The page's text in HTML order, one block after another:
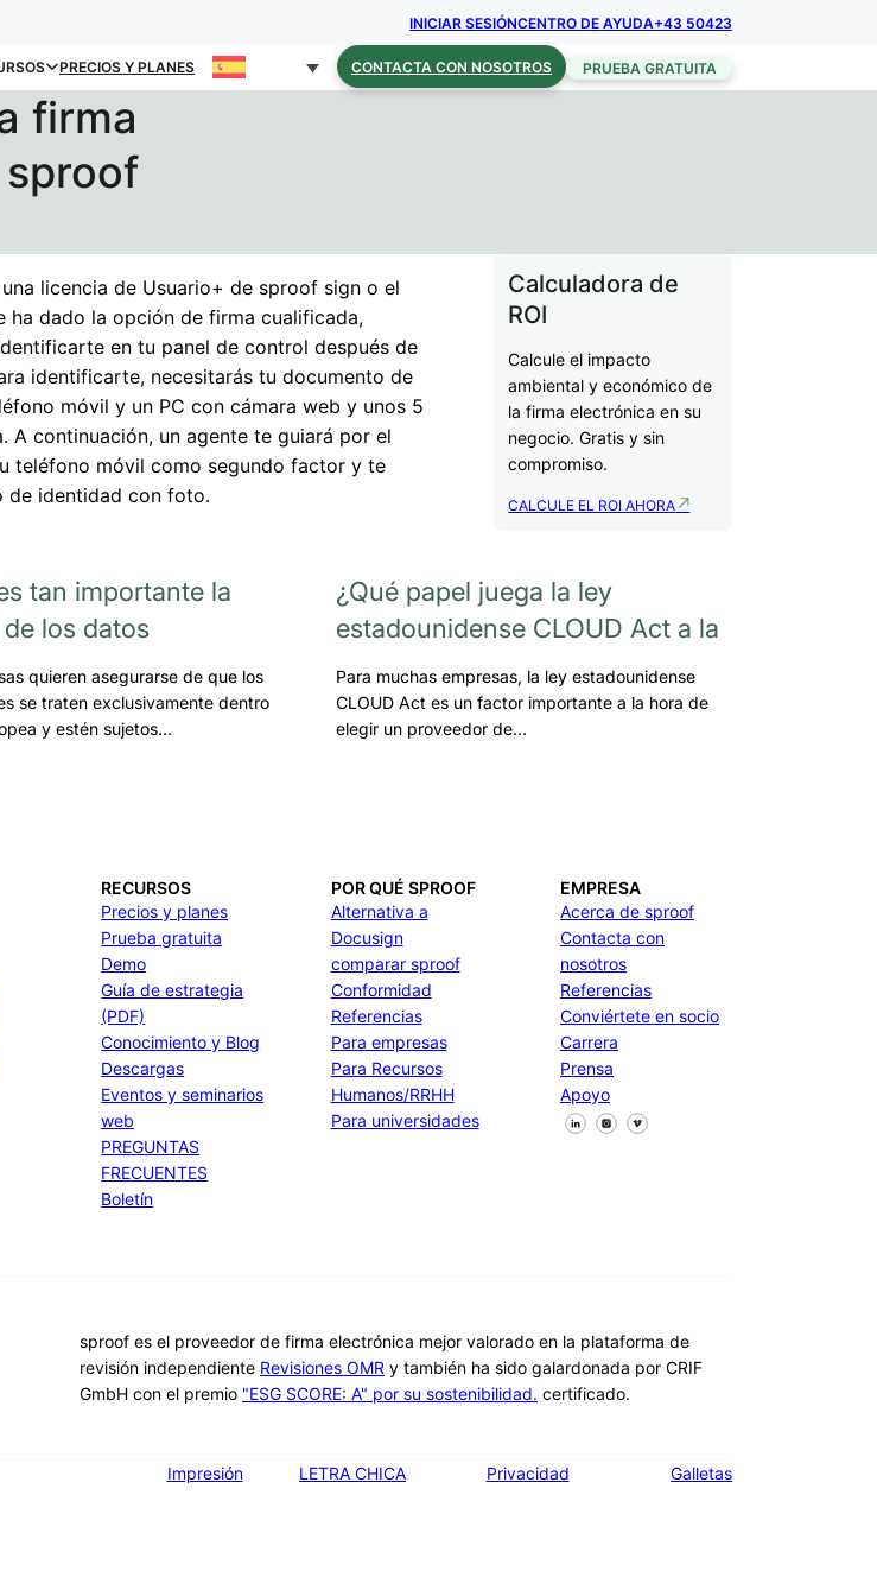
INICIAR SESIÓNCENTRO DE AYUDA+43 50423
PRECIOS Y PLANES CONTACTA CON NOSOTROS PRUEBA GRATUITA
firma
licencia de Usuario+ de sproof sign o el
ha dado la opción de firma cualificada,
en tu panel de control después de
identificarte, necesitarás tu documento de
móvil y un PC con cámara web y unos 5
A continuación, un agente te guiará por el
teléfono móvil como segundo factor y te
de identidad con foto.
Calculadora de
ROI
Calcule el impacto
ambiental y económico de
la firma electrónica en su
negocio. Gratis y sin
compromiso.
CALCULE EL ROI AHORA
tan importante la
los datos
quieren asegurarse de que los
se traten exclusivamente dentro
y estén sujetos…
¿Qué papel juega la ley
estadounidense CLOUD Act a la
Para muchas empresas, la ley estadounidense
CLOUD Act es un factor importante a la hora de
elegir un proveedor de…
RECURSOS
Precios y planes
Prueba gratuita
Demo
Guía de estrategia
(PDF)
Conocimiento y Blog
Descargas
Eventos y seminarios
web
PREGUNTAS
FRECUENTES
Boletín
POR QUÉ SPROOF
Alternativa a
Docusign
comparar sproof
Conformidad
Referencias
Para empresas
Para Recursos
Humanos/RRHH
Para universidades
EMPRESA
Acerca de sproof
Contacta con
nosotros
Referencias
Conviértete en socio
Carrera
Prensa
Apoyo
Síguenos en Facebook
Síguenos en X
Síguenos en LinkedIn
sproof es el proveedor de firma electrónica mejor valorado en la plataforma de
revisión independiente Revisiones OMR y también ha sido galardonada por CRIF
GmbH con el premio "ESG SCORE: A" por su sostenibilidad. certificado.
Impresión LETRA CHICA Privacidad Galletas